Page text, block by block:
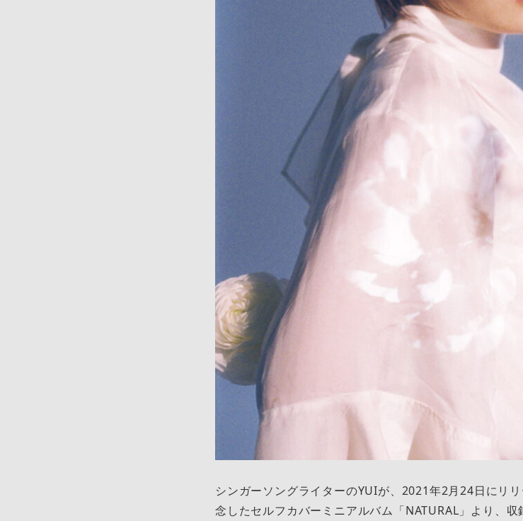
シンガーソングライターのYUIが、2021年2月24日にリ
念したセルフカバーミニアルバム「NATURAL」より、